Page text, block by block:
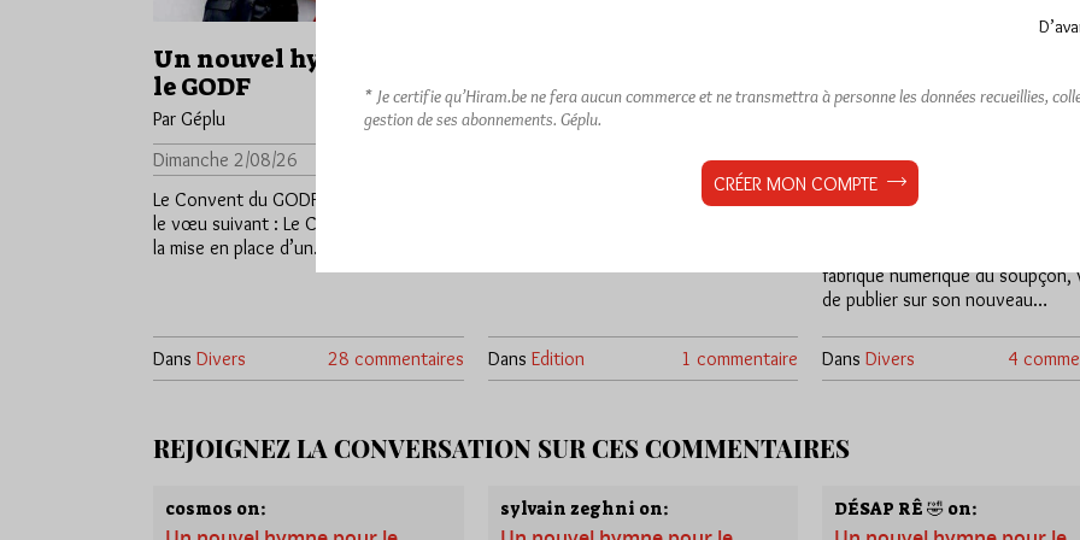
Un nouvel hymne pour
le GODF
Par Géplu
Dimanche 2/08/26
Le Convent du GODF 2025 avait émis
le vœu suivant : Le Convent décide de
la mise en place d’un…
Dans Divers 28 commentaires
Par Géplu
Dimanche 2/08/26
Un jour, les oiseaux du monde entier
décidèrent de partir à la recherche de
Dans Edition 1 commentaire
cyberattaque du DH
Jiri Pragman
Dimanche 2/08/26
fabrique numérique du soupçon,
de publier sur son nouveau…
Dans Divers 4
REJOIGNEZ LA CONVERSATION SUR CES COMMENTAIRES
cosmos on: sylvain zeghni on: DÉSAP RÊ 🤣 on:
* Je certifie qu’Hiram.be ne fera aucun commerce et ne transmettra à personne les données recueillies,
gestion de ses abonnements. Géplu.
CRÉER MON COMPTE